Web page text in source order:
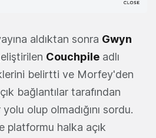
aldıktan sonra Gwyn
Couchpile adlı
belirtti ve Morfey'den
bağlantılar tarafından
olup olmadığını sordu.
platformu halka açık